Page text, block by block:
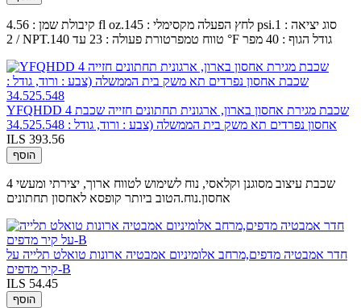
קיבולת שמן : 4.56 fl oz.לחץ הפעלה מקסימלי : 145 psi.סוג יציאה : 1
/ 2 NPT.טווח טמפרטורת פעולה : 23 עד 140 °F גודל הגוף : 40 מפר
YFQHDD 4 שכבת מגירת אחסון בארון, ארגונית תחתונים חזייה שכבת
אחסון נפרדים תא משק בית הממשלה (צבע : ורוד, גודל : 34.525.548
ILS 393.56
הוסף
4 שכבת עיצוב מסוגנן וקלאסי, נוח לשימוש לטווח ארוך, יצירתי ומעשי
אחסון.נוח.הטוב ביותר קופסא לאחסון תחתונים
חדר אמבטיה מדפים,מרחב אלומיניום אמבטיה ארונות טואלט תלייה על
קיר מדפים-B
ILS 54.45
הוסף